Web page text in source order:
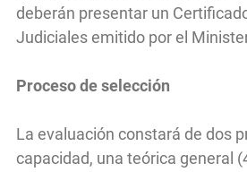
deberán presentar un
Judiciales emitido por el
Proceso de selección
La evaluación constará de dos
capacidad, una teórica general